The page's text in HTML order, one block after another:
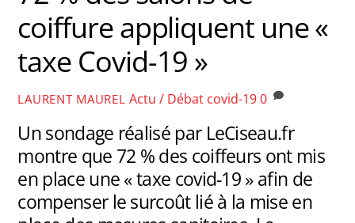
coiffure appliquent une «
taxe Covid-19 »
LAURENT MAUREL Actu / Débat covid-190
Un sondage réalisé par LeCiseau.fr
montre que 72 % des coiffeurs ont mis
en place une « taxe covid-19 » afin de
compenser le surcoût lié à la mise en